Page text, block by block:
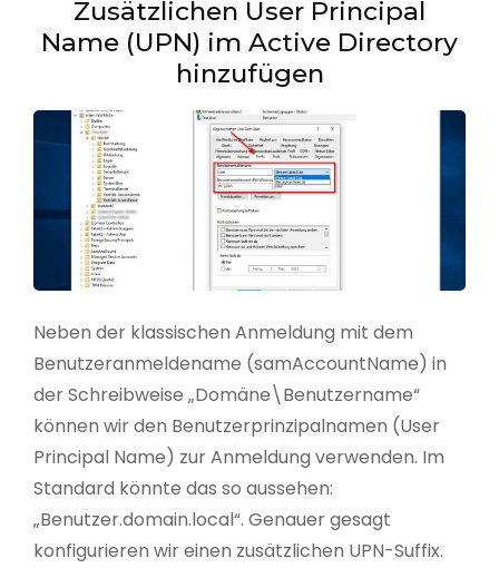
Zusätzlichen User Principal
Name (UPN) im Active Directory
hinzufügen
Neben der klassischen Anmeldung mit dem
Benutzeranmeldename (samAccountName) in
der Schreibweise „Domäne\Benutzername“
können wir den Benutzerprinzipalnamen (User
Principal Name) zur Anmeldung verwenden. Im
Standard könnte das so aussehen:
„Benutzer.domain.local“. Genauer gesagt
konfigurieren wir einen zusätzlichen UPN-Suffix.